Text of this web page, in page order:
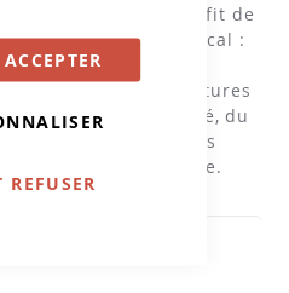
REFUSER
en changer, il suffit de
un relooking radical :
C'est simple et
qu’il existe des peintures
sur du mélaminé, du
tous nos conseils
à votre cuisine.